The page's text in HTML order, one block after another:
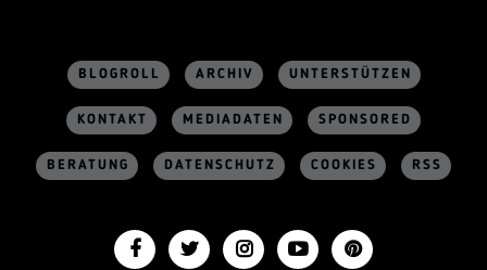
BLOGROLL ARCHIV UNTERSTÜTZEN
KONTAKT MEDIADATEN SPONSORED
BERATUNG DATENSCHUTZ COOKIES RSS